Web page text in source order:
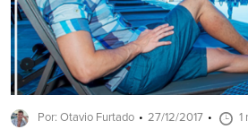
Por: Otavio Furtado 27/12/2017 1